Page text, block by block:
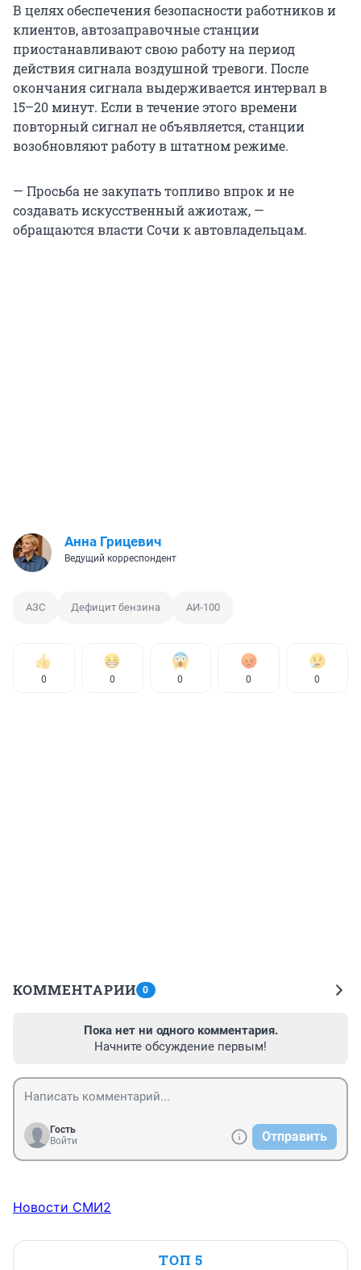
В целях обеспечения безопасности работников и
клиентов, автозаправочные станции
приостанавливают свою работу на период
действия сигнала воздушной тревоги. После
окончания сигнала выдерживается интервал в
15–20 минут. Если в течение этого времени
повторный сигнал не объявляется, станции
возобновляют работу в штатном режиме.
— Просьба не закупать топливо впрок и не
создавать искусственный ажиотаж, —
обращаются власти Сочи к автовладельцам.
Анна Грицевич
Ведущий корреспондент
АЗС Дефицит бензина АИ-100
0 0 0 0 0
КОММЕНТАРИИ 0
Пока нет ни одного комментария.
Начните обсуждение первым!
Гость
Войти
Отправить
Новости СМИ2
ТОП 5